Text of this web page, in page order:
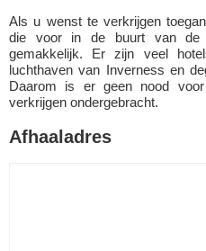
Als u wenst te verkrijgen
die voor in de buurt van de
gemakkelijk. Er zijn veel
luchthaven van Inverness en
Daarom is er geen nood
verkrijgen ondergebracht.
Afhaaladres